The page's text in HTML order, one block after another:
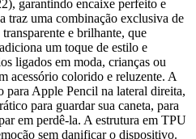
garantindo encaixe perfeito e
traz uma combinação exclusiva de
e brilhante, que
um toque de estilo e
ligados em moda, crianças ou
acessório colorido e reluzente. A
para Apple Pencil na lateral direita,
para guardar sua caneta, para
em perdê-la. A estrutura em TPU
sem danificar o dispositivo.